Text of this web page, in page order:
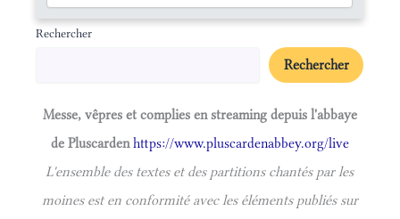
Rechercher
Rechercher
Messe, vêpres et complies en streaming depuis l'abbaye
de Pluscardenhttps://www.pluscardenabbey.org/live
L'ensemble des textes et des partitions chantés par les
moines est en conformité avec les éléments publiés sur